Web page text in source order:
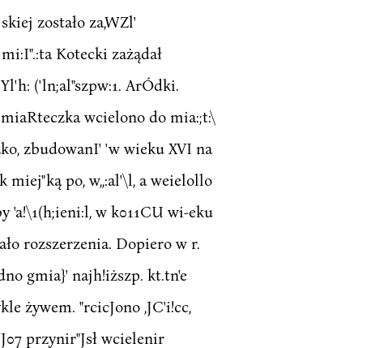
zostało za,WZl'
Kotecki zażądał
('ln;al"szpw:1. ArÓdki.
wcielono do mia:;t:\
zbudowanI' 'w wieku XVI na
po, w,,:al'\l, a weielollo
'a!\1(h;ieni:l, w k011CU wi-eku
rozszerzenia. Dopiero w r.
gmia}' najh!iższp. kt.tn'e
żywem. "rcicJono ,JC'i!cc,
przynir"Jsł wcielenir